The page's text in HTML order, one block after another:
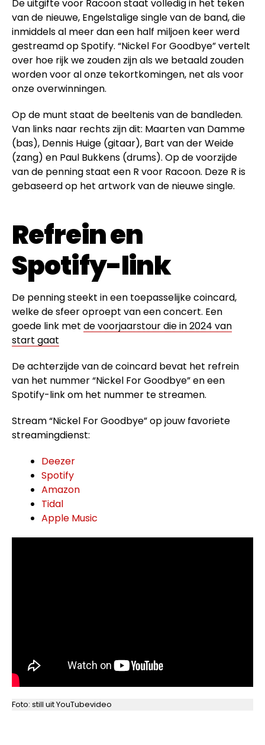
De uitgifte voor Racoon staat volledig in het teken
van de nieuwe, Engelstalige single van de band, die
inmiddels al meer dan een half miljoen keer werd
gestreamd op Spotify. “Nickel For Goodbye” vertelt
over hoe rijk we zouden zijn als we betaald zouden
worden voor al onze tekortkomingen, net als voor
onze overwinningen.
Op de munt staat de beeltenis van de bandleden.
Van links naar rechts zijn dit: Maarten van Damme
(bas), Dennis Huige (gitaar), Bart van der Weide
(zang) en Paul Bukkens (drums). Op de voorzijde
van de penning staat een R voor Racoon. Deze R is
gebaseerd op het artwork van de nieuwe single.
Refrein en
Spotify-link
De penning steekt in een toepasselijke coincard,
welke de sfeer oproept van een concert. Een
goede link met de voorjaarstour die in 2024 van
start gaat
De achterzijde van de coincard bevat het refrein
van het nummer “Nickel For Goodbye” en een
Spotify-link om het nummer te streamen.
Stream “Nickel For Goodbye” op jouw favoriete
streamingdienst:
Deezer
Spotify
Amazon
Tidal
Apple Music
Foto: still uit YouTubevideo